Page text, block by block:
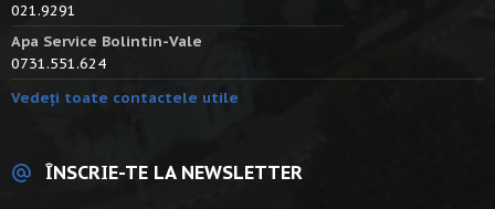
021.9291
Apa Service Bolintin-Vale
0731.551.624
Vedeți toate contactele utile
ÎNSCRIE-TE LA NEWSLETTER